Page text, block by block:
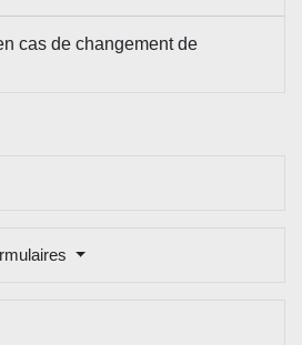
cas de changement de